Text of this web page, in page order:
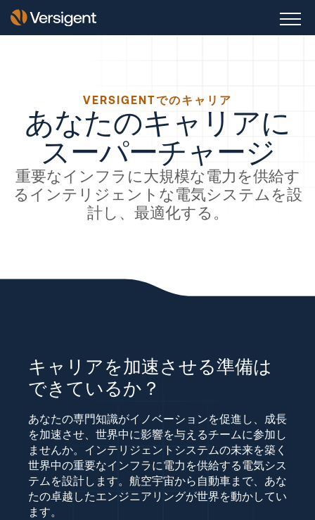
VERSIGENTでのキャリア
あなたのキャリアに
スーパーチャージ
重要なインフラに大規模な電力を供給す
るインテリジェントな電気システムを設
計し、最適化する。
キャリアを加速させる準備は
できているか？
あなたの専門知識がイノベーションを促進し、成長
を加速させ、世界中に影響を与えるチームに参加し
ませんか。インテリジェントシステムの未来を築く
世界中の重要なインフラに電力を供給する電気シス
テムを設計します。航空宇宙から自動車まで、あな
たの卓越したエンジニアリングが世界を動かしてい
ます。